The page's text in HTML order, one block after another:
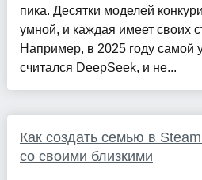
пика. Десятки моделей
умной, и каждая имеет своих
Например, в 2025 году самой
считался DeepSeek, и не...
Как создать семью в
со своими близкими